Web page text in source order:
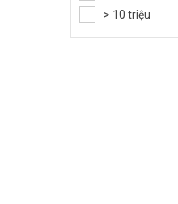
> 10 triệu